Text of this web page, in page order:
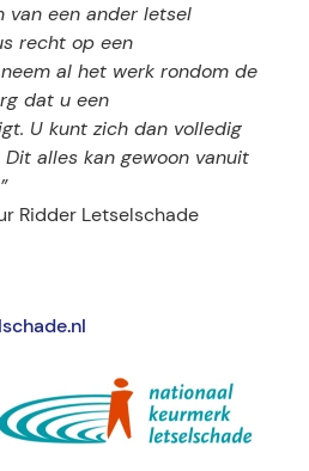
van een ander letsel
recht op een
al het werk rondom de
dat u een
U kunt zich dan volledig
alles kan gewoon vanuit
Ridder Letselschade